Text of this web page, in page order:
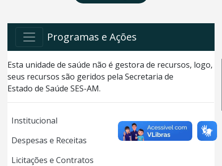
Programas e Ações
Esta unidade de saúde não é gestora de recursos, logo,
seus recursos são geridos pela Secretaria de
Estado de Saúde SES-AM.
Institucional
Despesas e Receitas
Licitações e Contratos